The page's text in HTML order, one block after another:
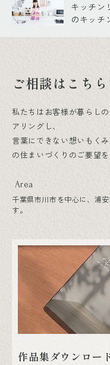
キッチン
のキッチ
ご相談はこちら
私たちはお客様が暮らし
アリングし、
言葉にできない想いもく
の住まいづくりのご要望
Area
千葉県市川市を中心に、浦
す。
作品集ダウンロー